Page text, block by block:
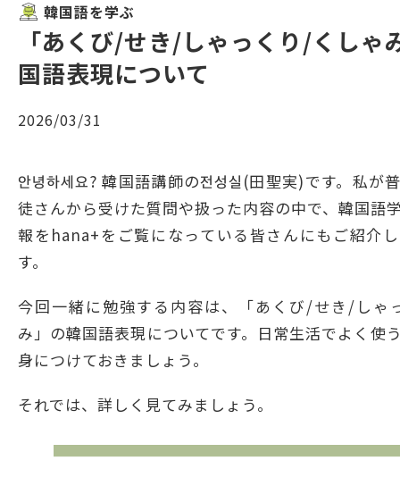
韓国語を学ぶ
「あくび/せき/しゃっくり/くしゃ
国語表現について
2026/03/31
안녕하세요? 韓国語講師の전성실(田聖実)です。私が
徒さんから受けた質問や扱った内容の中で、韓国語
報をhana+をご覧になっている皆さんにもご紹介
す。
今回一緒に勉強する内容は、「あくび/せき/しゃ
み」の韓国語表現についてです。日常生活でよく使
身につけておきましょう。
それでは、詳しく見てみましょう。